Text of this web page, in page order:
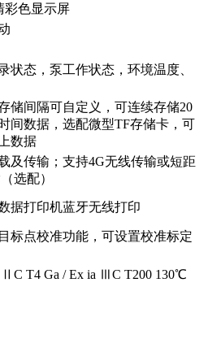
彩色显示屏
状态，泵工作状态，环境温度、
储间隔可自定义，可连续存储20
间数据，选配微型TF存储卡，可
数据
及传输；支持4G无线传输或短距
选配）
据打印机蓝牙无线打印
标点校准功能，可设置校准标定
ⅡC T4 Ga / Ex ia ⅢC T200 130℃